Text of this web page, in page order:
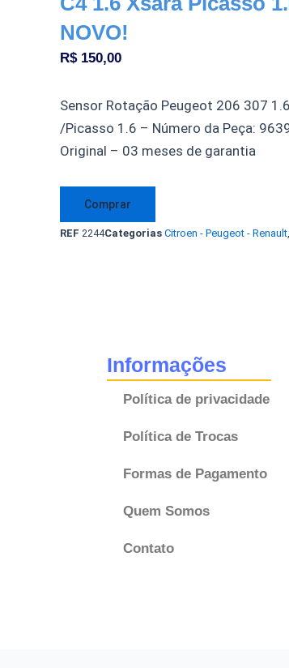
NOVO!
R$150,00
Sensor Rotação Peugeot 206 307
/Picasso 1.6 – Número da Peça:
Original – 03 meses de garantia
Sensor
Rotação
Peugeot
9639999980
quantidade
Comprar
REF 2244Categorias Citroen - Peugeot - Renault,
Informações
Política de privacidade
Política de Trocas
Formas de Pagamento
Quem Somos
Contato